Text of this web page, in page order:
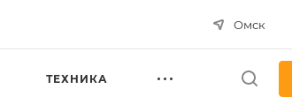
Омск
ТЕХНИКА